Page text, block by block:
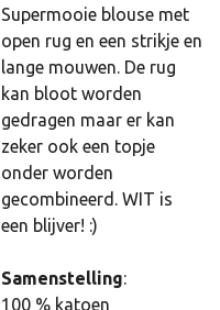
Supermooie blouse met
open rug en een strikje en
lange mouwen. De rug
kan bloot worden
gedragen maar er kan
zeker ook een topje
onder worden
gecombineerd. WIT is
een blijver! :)
Samenstelling:
100 % katoen